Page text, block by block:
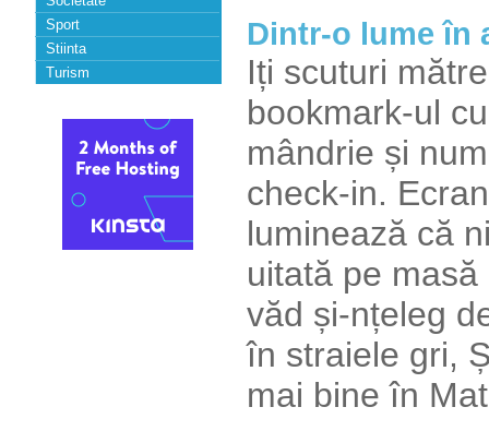
Sport
Stiinta
Turism
Dintr-o lume în
Iți scuturi
bookmark-ul
mândrie și
check-in.
luminează că
uitată pe
văd și-nțeleg
în straiele gri,
mai bine în